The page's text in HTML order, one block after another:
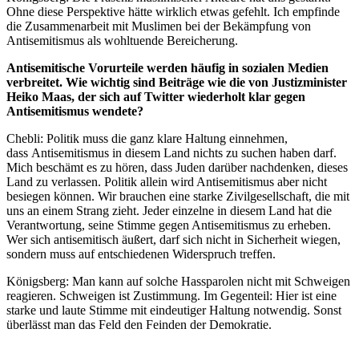
Ohne diese Perspektive hätte wirklich etwas gefehlt. Ich empfinde
die Zusammenarbeit mit Muslimen bei der Bekämpfung von
Antisemitismus als wohltuende Bereicherung.
Antisemitische Vorurteile werden häufig in sozialen Medien
verbreitet. Wie wichtig sind Beiträge wie die von Justizminister
Heiko Maas, der sich auf Twitter wiederholt klar gegen
Antisemitismus wendete?
Chebli: Politik muss die ganz klare Haltung einnehmen,
dass Antisemitismus in diesem Land nichts zu suchen haben darf.
Mich beschämt es zu hören, dass Juden darüber nachdenken, dieses
Land zu verlassen. Politik allein wird Antisemitismus aber nicht
besiegen können. Wir brauchen eine starke Zivilgesellschaft, die mit
uns an einem Strang zieht. Jeder einzelne in diesem Land hat die
Verantwortung, seine Stimme gegen Antisemitismus zu erheben.
Wer sich antisemitisch äußert, darf sich nicht in Sicherheit wiegen,
sondern muss auf entschiedenen Widerspruch treffen.
Königsberg: Man kann auf solche Hassparolen nicht mit Schweigen
reagieren. Schweigen ist Zustimmung. Im Gegenteil: Hier ist eine
starke und laute Stimme mit eindeutiger Haltung notwendig. Sonst
überlässt man das Feld den Feinden der Demokratie.